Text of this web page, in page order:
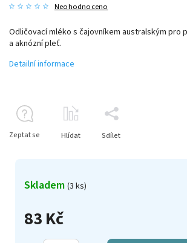
Neohodnoceno
83 Kč
Skladem (3 ks)
Odličovací mléko s čajovníkem australským pro
a aknózní pleť.
Detailní informace
Zeptat se Hlídat Sdílet